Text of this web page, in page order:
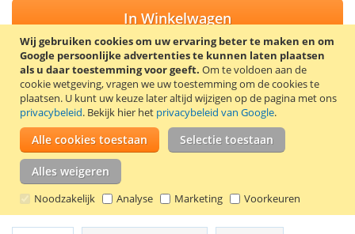
Wij gebruiken cookies om uw ervaring beter te maken en om
Google persoonlijke advertenties te kunnen laten plaatsen
als u daar toestemming voor geeft. Om te voldoen aan de
cookie wetgeving, vragen we uw toestemming om de cookies te
plaatsen. U kunt uw keuze later altijd wijzigen op de pagina met ons
privacybeleid. Bekijk hier het privacybeleid van Google.
Alle cookies toestaan Selectie toestaan
Alles weigeren
Noodzakelijk Analyse Marketing Voorkeuren
In Winkelwagen
VOEG TOE AAN VERLANGLIJST
TOEVOEGEN OM TE VERGELIJKEN
Trendy8 screen protector set voor de HTC One M8. De set
bevat 2 screen protectors, een schoonmaakdoekje en een
kaartje om luchtbellen onder de screen protector te
verwijderen.